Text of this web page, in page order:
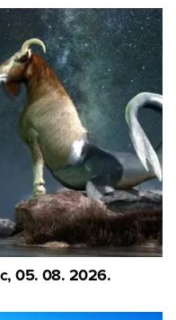
05. 08. 2026.